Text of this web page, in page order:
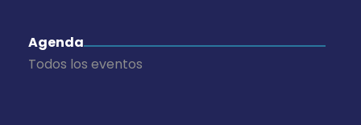
Agenda
Todos los eventos